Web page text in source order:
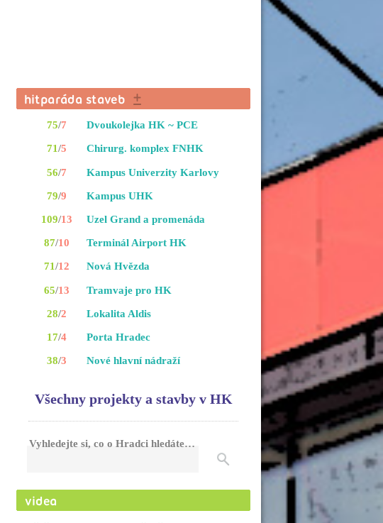
75/7
71/5
56/7
79/9
109/13
87/10
71/12
65/13
28/2
17/4
38/3
Dvoukolejka HK ~ PCE
Chirurg. komplex FNHK
Kampus Univerzity Karlovy
Kampus UHK
Uzel Grand a promenáda
Terminál Airport HK
Nová Hvězda
Tramvaje pro HK
Lokalita Aldis
Porta Hradec
Nové hlavní nádraží
Všechny projekty a stavby v HK
Vyhledejte si, co o Hradci hledáte…